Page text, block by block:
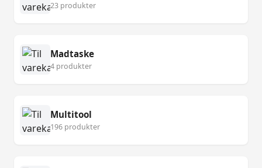
23 produkter
Madtaske
4 produkter
Multitool
196 produkter